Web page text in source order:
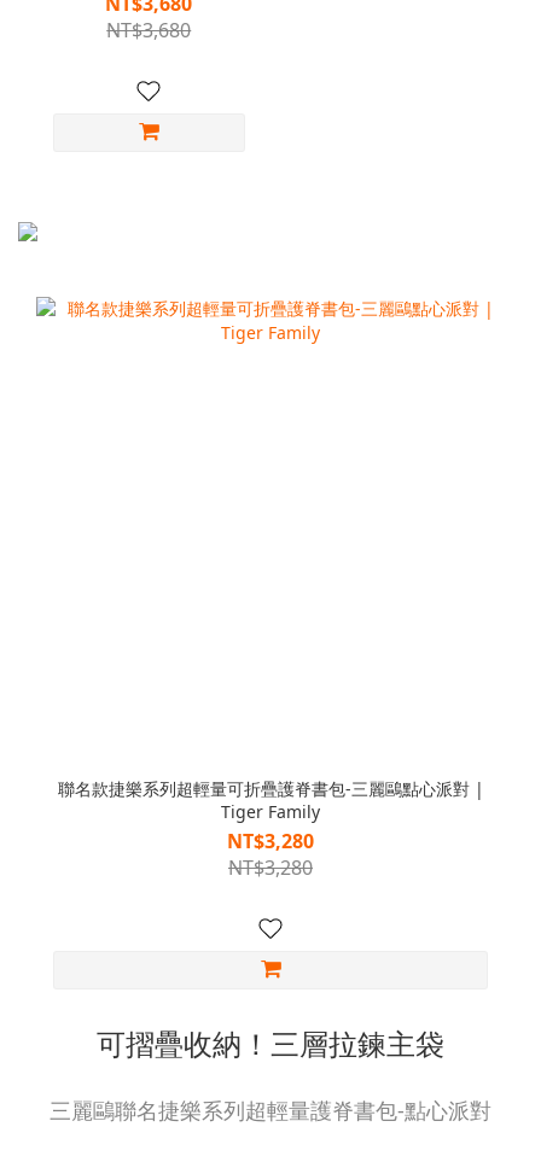
NT$3,680
聯名款捷樂系列超輕量可折疊護脊書包-三麗鷗點心派對 |
Tiger Family
NT$3,280
NT$3,280
可摺疊收納！三層拉鍊主袋
三麗鷗聯名捷樂系列超輕量護脊書包-點心派對